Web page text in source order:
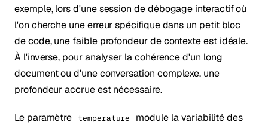
exemple, lors d'une session de débogage interactif où
l'on cherche une erreur spécifique dans un petit bloc
de code, une faible profondeur de contexte est idéale.
À l'inverse, pour analyser la cohérence d'un long
document ou d'une conversation complexe, une
profondeur accrue est nécessaire.
Le paramètre temperature
module la variabilité des